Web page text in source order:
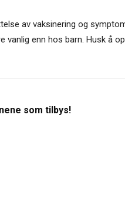
av vaksinering og
enn hos barn. Husk å
som tilbys!